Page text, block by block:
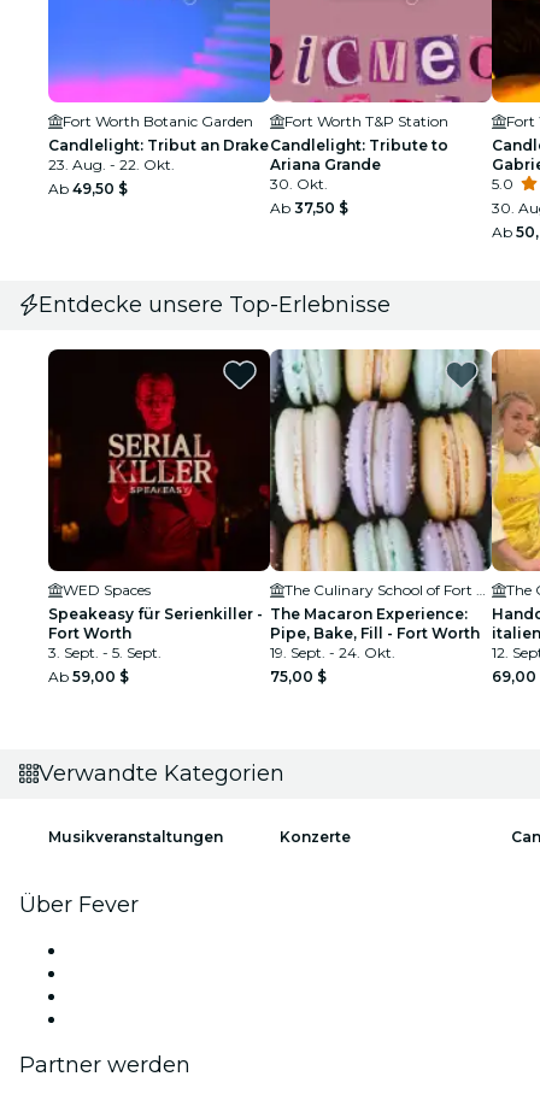
Fort Worth Botanic Garden
Candlelight: Tribut an Drake
23. Aug. - 22. Okt.
Ab 49,50 $
Fort Worth T&P Station
Candlelight: Tribute to
Ariana Grande
30. Okt.
Ab 37,50 $
Fort
5.0
30.
Ab
Entdecke unsere Top-Erlebnisse
WED Spaces
Speakeasy für Serienkiller -
Fort Worth
3. Sept. - 5. Sept.
Ab 59,00 $
The Macaron Experience:
Pipe, Bake, Fill - Fort Worth
19. Sept. - 24. Okt.
75,00 $
Fort
12.
69,00
Verwandte Kategorien
Musikveranstaltungen Konzerte
Über Fever
Partner werden